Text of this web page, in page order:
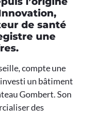
de santé
une
compte une
un bâtiment
Gombert. Son
des